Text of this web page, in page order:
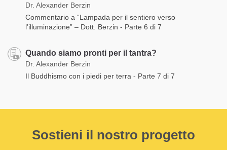
Dr. Alexander Berzin
Commentario a “Lampada per il sentiero verso
l’illuminazione” – Dott. Berzin - Parte 6 di 7
Quando siamo pronti per il tantra?
Dr. Alexander Berzin
Il Buddhismo con i piedi per terra - Parte 7 di 7
Sostieni il nostro progetto